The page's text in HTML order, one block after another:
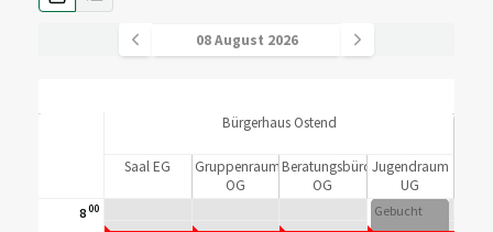
Bürgerhaus Ostend
Saal EG
Gruppenraum
OG
Beratungsbüro
OG
Jugendraum
UG
800 Gebucht